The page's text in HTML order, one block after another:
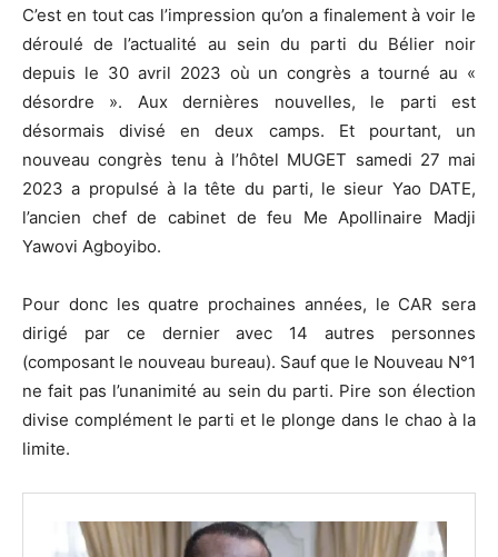
C’est en tout cas l’impression qu’on a finalement à voir le
déroulé de l’actualité au sein du parti du Bélier noir
depuis le 30 avril 2023 où un congrès a tourné au «
désordre ». Aux dernières nouvelles, le parti est
désormais divisé en deux camps. Et pourtant, un
nouveau congrès tenu à l’hôtel MUGET samedi 27 mai
2023 a propulsé à la tête du parti, le sieur Yao DATE,
l’ancien chef de cabinet de feu Me Apollinaire Madji
Yawovi Agboyibo.
Pour donc les quatre prochaines années, le CAR sera
dirigé par ce dernier avec 14 autres personnes
(composant le nouveau bureau). Sauf que le Nouveau N°1
ne fait pas l’unanimité au sein du parti. Pire son élection
divise complément le parti et le plonge dans le chao à la
limite.